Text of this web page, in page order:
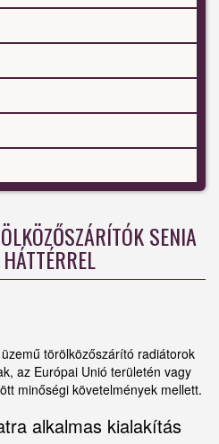
SENIA
törölközőszárító radiátorok
az Európai Unió területén vagy
minőségi követelmények mellett.
alkalmas kialakítás